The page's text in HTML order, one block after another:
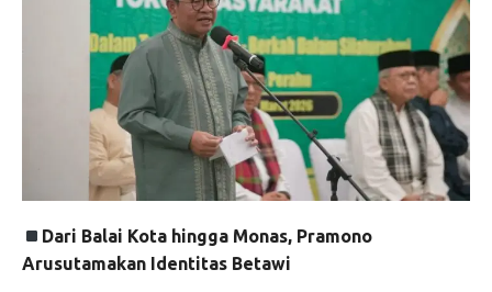
Dari Balai Kota hingga Monas, Pramono
Arusutamakan Identitas Betawi